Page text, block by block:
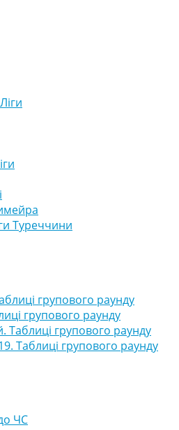
Туреччини
групового раунду
групового раунду
Таблиці групового раунду
Таблиці групового раунду
ЧС